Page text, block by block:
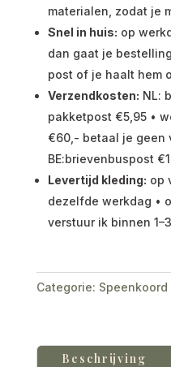
materialen, zodat je
Snel in huis: op
dan gaat je
post of je haalt hem
Verzendkosten: NL:
pakketpost €5,95 •
€60,- betaal je geen
BE:brievenbuspost
Levertijd kleding: op
dezelfde werkdag •
verstuur ik binnen
Categorie:
Beschrijving